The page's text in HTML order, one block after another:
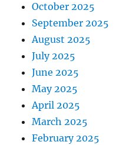
October 2025
September 2025
August 2025
July 2025
June 2025
May 2025
April 2025
March 2025
February 2025